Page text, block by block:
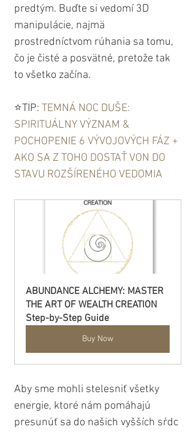
predtým. Buďte si vedomí 3D
manipulácie, najmä
prostredníctvom rúhania sa tomu,
čo je čisté a posvätné, pretože tak
to všetko začína.
⭐️TIP: TEMNÁ NOC DUŠE:
SPIRITUÁLNY VÝZNAM &
POCHOPENIE 6 VÝVOJOVÝCH FÁZ +
AKO SA Z TOHO DOSTAŤ VON DO
STAVU ROZŠÍRENÉHO VEDOMIA
ABUNDANCE ALCHEMY: MASTER
THE ART OF WEALTH CREATION
Step-by-Step Guide
Buy Now
Aby sme mohli stelesniť všetky
energie, ktoré nám pomáhajú
presunúť sa do našich vyšších sŕdc